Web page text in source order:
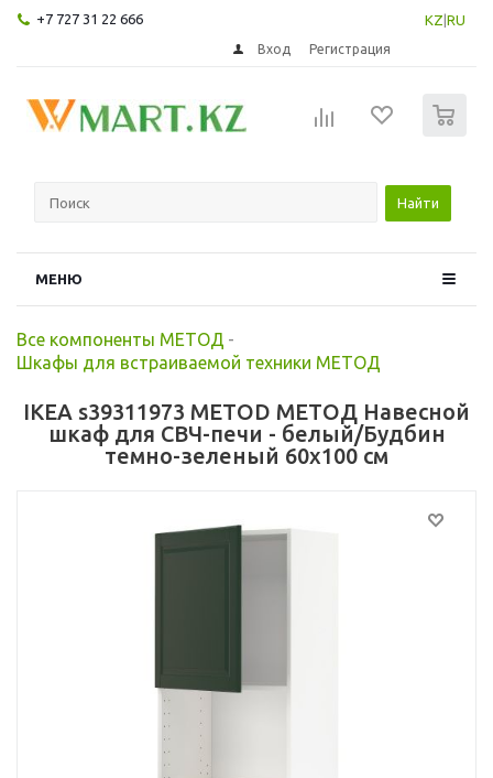
+7 727 31 22 666 KZ RU
Вход Регистрация
Найти
МЕНЮ
Все компоненты МЕТОД -
Шкафы для встраиваемой техники МЕТОД
IKEA s39311973 METOD МЕТОД Навесной
шкаф для СВЧ-печи - белый/Будбин
темно-зеленый 60x100 см